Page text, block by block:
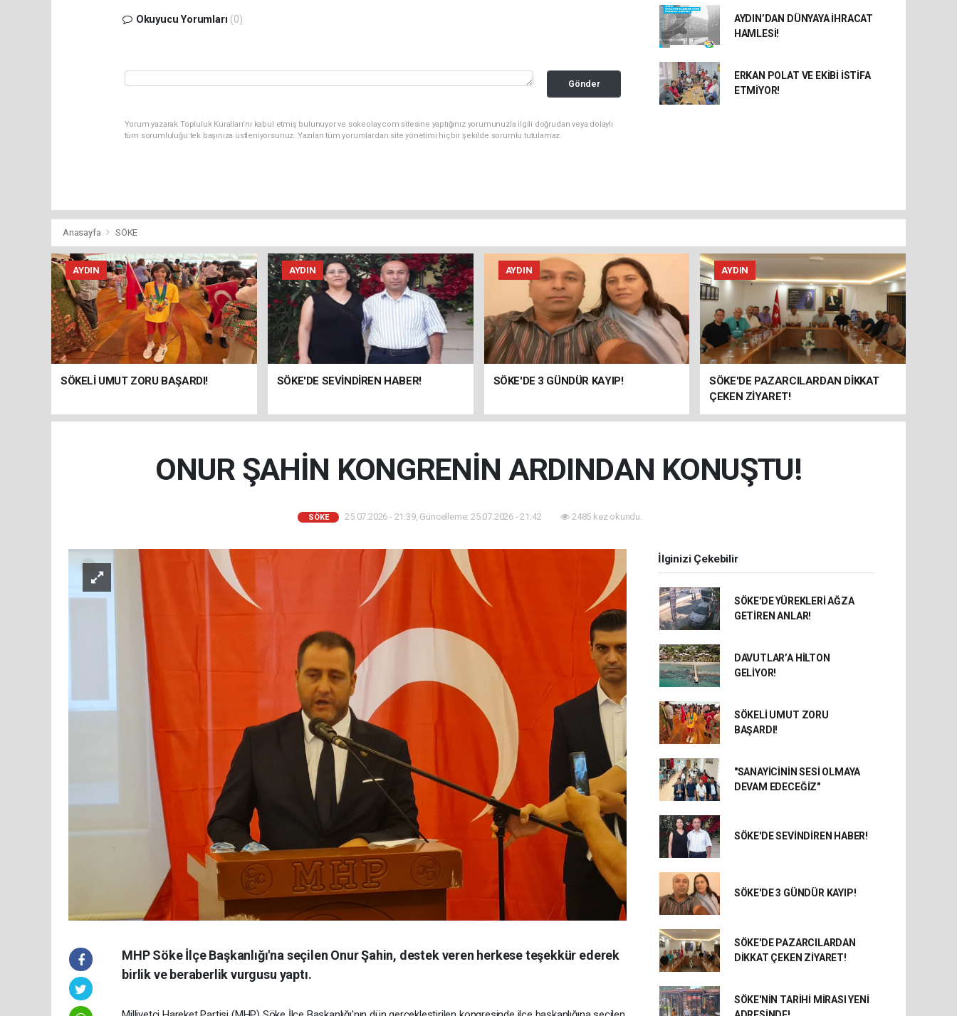
Okuyucu Yorumları (0)
Gönder
Yorum yazarak Topluluk Kuralları’nı kabul etmiş bulunuyor ve sokeolay.com sitesine yaptığınız yorumunuzla ilgili doğrudan veya dolaylı
tüm sorumluluğu tek başınıza üstleniyorsunuz. Yazılan tüm yorumlardan site yönetimi hiçbir şekilde sorumlu tutulamaz.
AYDIN’DAN DÜNYAYA İHRACAT
HAMLESİ!
ERKAN POLAT VE EKİBİ İSTİFA
ETMİYOR!
Anasayfa SÖKE
AYDIN
SÖKELİ UMUT ZORU BAŞARDI!
AYDIN
SÖKE'DE SEVİNDİREN HABER!
AYDIN
SÖKE'DE 3 GÜNDÜR KAYIP!
AYDIN
SÖKE'DE PAZARCILARDAN DİKKAT
ÇEKEN ZİYARET!
ONUR ŞAHİN KONGRENİN ARDINDAN KONUŞTU!
SÖKE 25.07.2026 - 21:39, Güncelleme: 25.07.2026 - 21:42 2485 kez okundu.
MHP Söke İlçe Başkanlığı'na seçilen Onur Şahin, destek veren herkese teşekkür ederek
birlik ve beraberlik vurgusu yaptı.
İlginizi Çekebilir
SÖKE'DE YÜREKLERİ AĞZA
GETİREN ANLAR!
DAVUTLAR’A HİLTON
GELİYOR!
SÖKELİ UMUT ZORU
BAŞARDI!
"SANAYİCİNİN SESİ OLMAYA
DEVAM EDECEĞİZ"
SÖKE'DE SEVİNDİREN HABER!
SÖKE'DE 3 GÜNDÜR KAYIP!
SÖKE'DE PAZARCILARDAN
DİKKAT ÇEKEN ZİYARET!
SÖKE'NİN TARİHİ MİRASI YENİ